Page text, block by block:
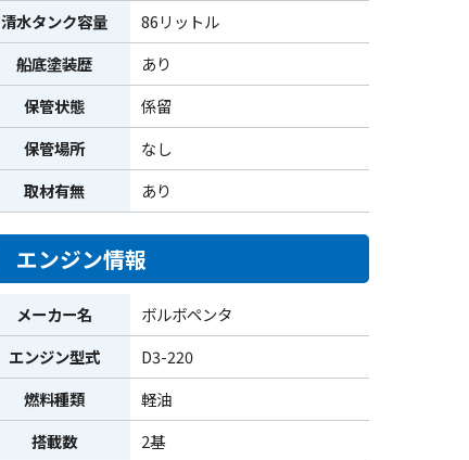
清水タンク容量
86リットル
船底塗装歴
あり
保管状態
係留
保管場所
なし
取材有無
あり
エンジン情報
メーカー名
ボルボペンタ
エンジン型式
D3-220
燃料種類
軽油
搭載数
2基